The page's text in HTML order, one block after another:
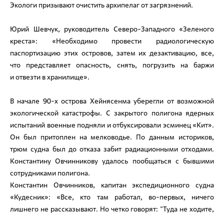
Экологи призывают очистить архипелаг от загрязнений.
Юрий Шевчук, руководитель Северо-Западного «Зеленого
креста»: «Необходимо провести радиологическую
паспортизацию этих островов, затем их дезактивацию, все,
что представляет опасность, снять, погрузить на баржи
и отвезти в хранилище».
В начале 90-х острова Хейнясенма уберегли от возможной
экологической катастрофы. С закрытого полигона ядерных
испытаний военные подняли и отбуксировали эсминец «Кит».
Он был притоплен на мелководье. По данным историков,
трюм судна был до отказа забит радиационными отходами.
Константину Овчинникову удалось пообщаться с бывшими
сотрудниками полигона.
Константин Овчинников, капитан экспедиционного судна
«Кудесник»: «Все, кто там работал, во-первых, ничего
лишнего не рассказывают. Но четко говорят: "Туда не ходите,